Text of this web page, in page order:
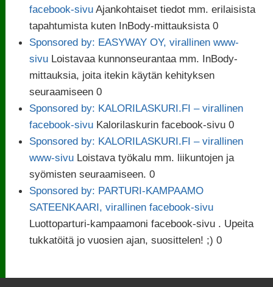
facebook-sivu Ajankohtaiset tiedot mm. erilaisista
tapahtumista kuten InBody-mittauksista 0
Sponsored by: EASYWAY OY, virallinen www-
sivu Loistavaa kunnonseurantaa mm. InBody-
mittauksia, joita itekin käytän kehityksen
seuraamiseen 0
Sponsored by: KALORILASKURI.FI – virallinen
facebook-sivu Kalorilaskurin facebook-sivu 0
Sponsored by: KALORILASKURI.FI – virallinen
www-sivu Loistava työkalu mm. liikuntojen ja
syömisten seuraamiseen. 0
Sponsored by: PARTURI-KAMPAAMO
SATEENKAARI, virallinen facebook-sivu
Luottoparturi-kampaamoni facebook-sivu . Upeita
tukkatöitä jo vuosien ajan, suosittelen! ;) 0